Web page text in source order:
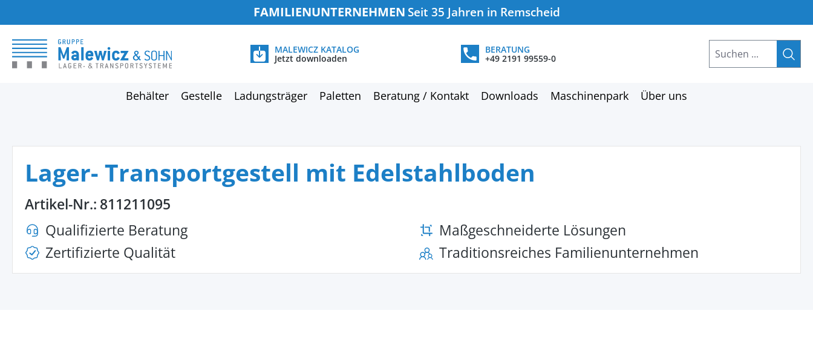
FAMILIENUNTERNEHMEN Seit 35 Jahren in Remscheid
MALEWICZ KATALOG
Jetzt downloaden
BERATUNG
+49 2191 99559-0
Behälter Gestelle Ladungsträger Paletten Beratung / Kontakt Downloads Maschinenpark Über uns
Lager- Transportgestell mit Edelstahlboden
Artikel-Nr.: 811211095
Qualifizierte Beratung
Zertifizierte Qualität
Maßgeschneiderte Lösungen
Traditionsreiches Familienunternehmen